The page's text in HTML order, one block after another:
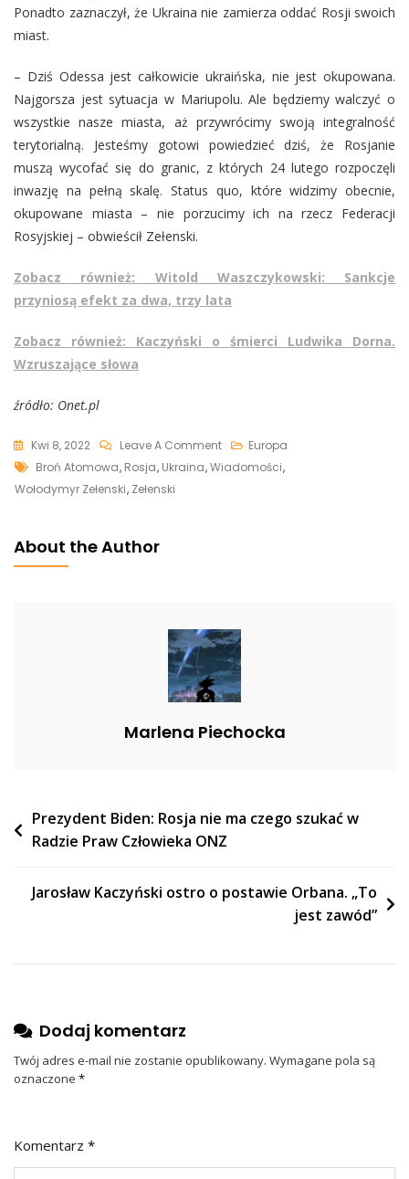
Ponadto zaznaczył, że Ukraina nie zamierza oddać Rosji swoich
miast.
– Dziś Odessa jest całkowicie ukraińska, nie jest okupowana.
Najgorsza jest sytuacja w Mariupolu. Ale będziemy walczyć o
wszystkie nasze miasta, aż przywrócimy swoją integralność
terytorialną. Jesteśmy gotowi powiedzieć dziś, że Rosjanie
muszą wycofać się do granic, z których 24 lutego rozpoczęli
inwazję na pełną skalę. Status quo, które widzimy obecnie,
okupowane miasta – nie porzucimy ich na rzecz Federacji
Rosyjskiej – obwieścił Zełenski.
Zobacz również: Witold Waszczykowski: Sankcje
przyniosą efekt za dwa, trzy lata
Zobacz również: Kaczyński o śmierci Ludwika Dorna.
Wzruszające słowa
źródło: Onet.pl
Kwi 8, 2022 Leave A CommentOn
Prezydent
Rosję:
„Chcą
Żyć”
Europa
Tags
Broń Atomowa, Rosja, Ukraina,Wiadomości,
Wołodymyr Zełenski, Zełenski
About the Author
Marlena Piechocka
Nawigacja
wpisu
Prezydent Biden: Rosja nie ma czego szukać w
Radzie Praw Człowieka ONZ
Jarosław Kaczyński ostro o postawie Orbana. „To
jest zawód”
Dodaj komentarz
Twój adres e-mail nie zostanie opublikowany. Wymagane pola są
oznaczone *
Komentarz *